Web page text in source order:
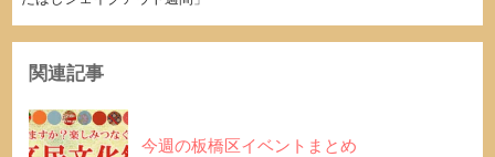
関連記事
今週の板橋区イベントまとめ